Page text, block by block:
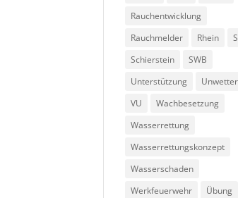
Rauchentwicklung
Rauchmelder
Rhein
Schierstein
SWB
Unterstützung
Unwetter
VU
Wachbesetzung
Wasserrettung
Wasserrettungskonzept
Wasserschaden
Werkfeuerwehr
Übung